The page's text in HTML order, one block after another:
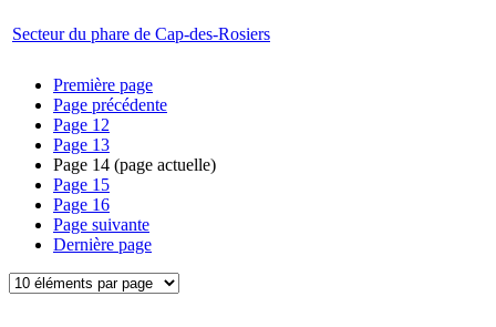
Secteur du phare de Cap-des-Rosiers
Première page
Page précédente
Page 12
Page 13
Page 14 (page actuelle)
Page 15
Page 16
Page suivante
Dernière page